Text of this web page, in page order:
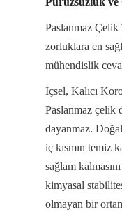
Paslanmaz Çelik
zorluklara en
mühendislik
İçsel, Kalıcı
Paslanmaz çelik
dayanmaz.
iç kısmın temiz
sağlam
kimyasal
olmayan bir